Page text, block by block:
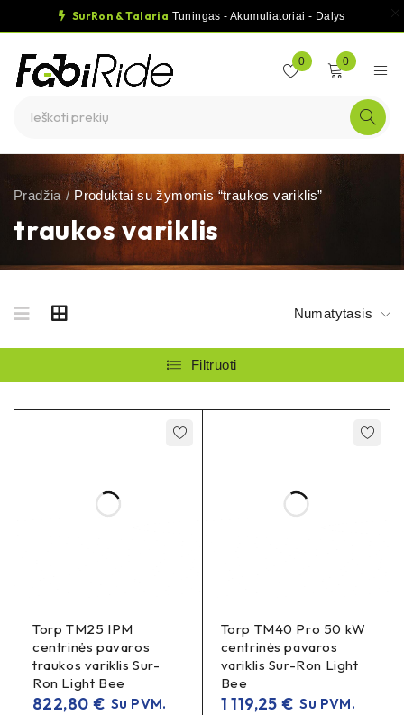
SurRon & Talaria Tuningas - Akumuliatoriai - Dalys
0 0
traukos variklis
Pradžia / Produktai su žymomis “traukos variklis”
Numatytasis
Filtruoti
Torp TM25 IPM
centrinės pavaros
traukos variklis Sur-
Ron Light Bee
822,80 € Su PVM.
Torp TM40 Pro 50 kW
centrinės pavaros
variklis Sur-Ron Light
Bee
1 119,25€ Su PVM.